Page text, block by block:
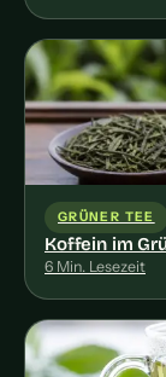
GRÜNER TEE
Koffein im
6 Min. Lesezeit